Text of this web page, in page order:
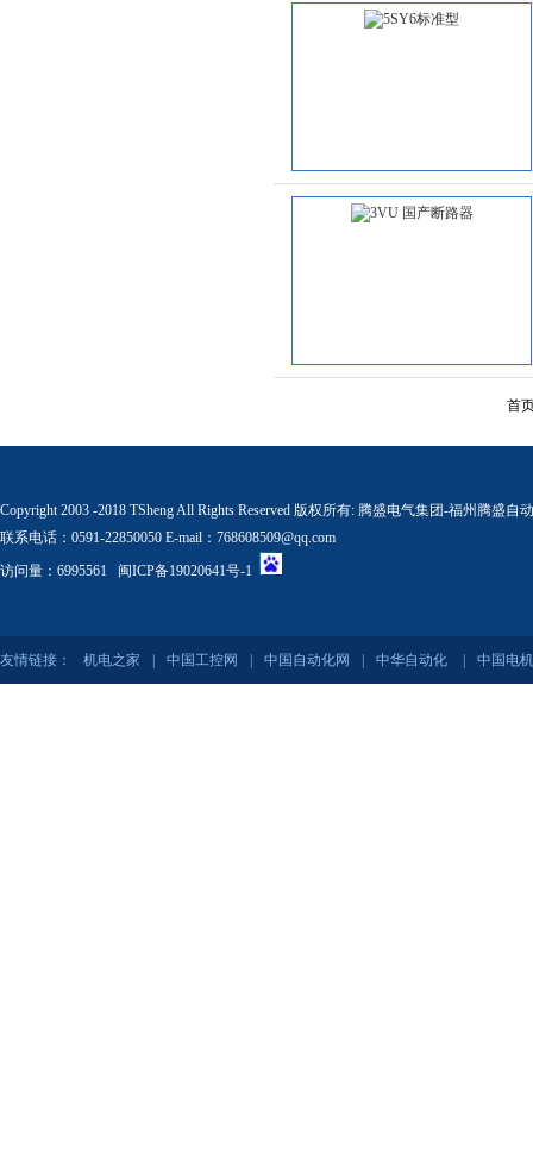
首
Copyright 2003 -2018 TSheng All Rights Reserved 版权所有: 腾盛电气集团-福州腾盛自
联系电话：0591-22850050 E-mail：768608509@qq.com
访问量：6995561 闽ICP备19020641号-1
友情链接： 机电之家 中国工控网 中国自动化网 中华自动化 中国电